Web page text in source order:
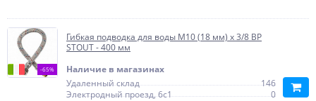
-65%
Гибкая подводка для воды M10 (18 мм) х 3/8 BP
STOUT - 400 мм
Наличие в магазинах
Удаленный склад
146
Электродный проезд, 6с1
0